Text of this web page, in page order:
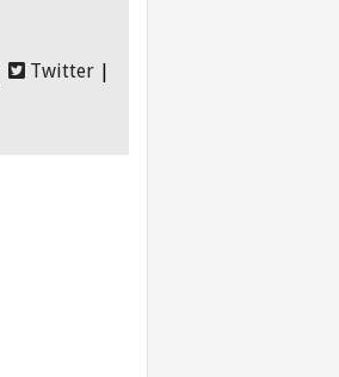
Twitter